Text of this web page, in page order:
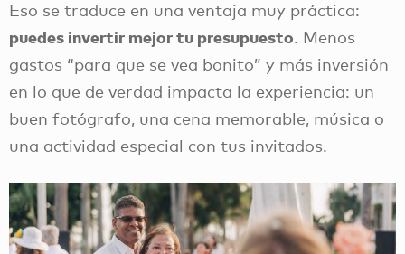
Eso se traduce en una ventaja muy práctica:
puedes invertir mejor tu presupuesto. Menos
gastos “para que se vea bonito” y más inversión
en lo que de verdad impacta la experiencia: un
buen fotógrafo, una cena memorable, música o
una actividad especial con tus invitados.